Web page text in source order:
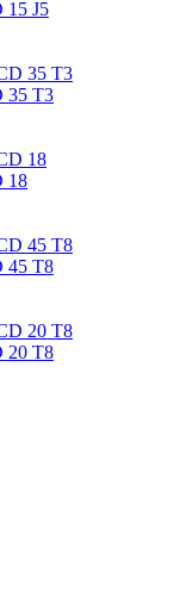
15 J5
35 T3
18
45 T8
20 T8